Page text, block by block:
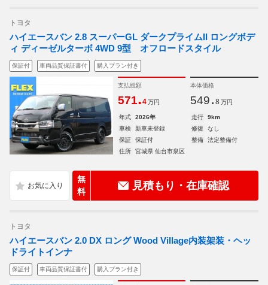
トヨタ
ハイエースバン 2.8 スーパーGL ダークプライムII ロングボデ
ィ ディーゼルターボ 4WD 9型 オフロードスタイル
保証付 車両品質保証書付 購入プラン付き
支払総額
571.4 万円
本体価格
549. 8 万円
年式 2026年 走行
9km
車検
新車未登録 修復
なし
保証
保証付 整備
法定整備付
住所
宮城県 仙台市泉区
無
料
見積もり・在庫確認
トヨタ
ハイエースバン 2.0 DX ロング Wood Village内装架装・ヘッ
ドライトインナ
保証付 車両品質保証書付 購入プラン付き